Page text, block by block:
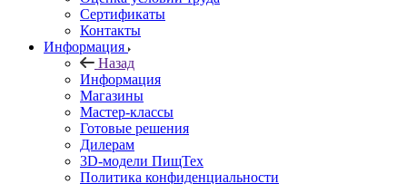
Сертификаты
Контакты
Информация
Назад
Информация
Магазины
Мастер-классы
Готовые решения
Дилерам
3D-модели ПищТех
Политика конфиденциальности